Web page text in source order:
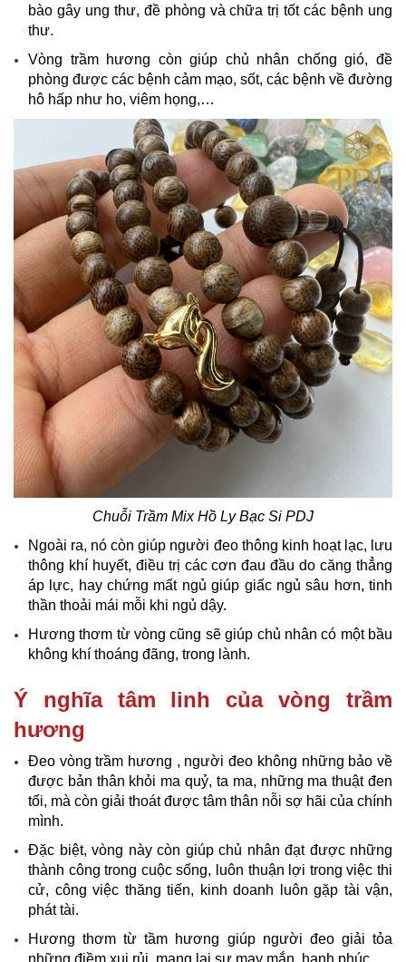
bào gây ung thư, đề phòng và chữa trị tốt các bệnh ung
thư.
Vòng trầm hương còn giúp chủ nhân chống gió, đề
phòng được các bệnh cảm mạo, sốt, các bệnh về đường
hô hấp như ho, viêm họng,…
Chuỗi Trầm Mix Hồ Ly Bạc Si​ PDJ
Ngoài ra, nó còn giúp người đeo thông kinh hoạt lạc, lưu
thông khí huyết, điều trị các cơn đau đầu do căng thẳng
áp lực, hay chứng mất ngủ giúp giấc ngủ sâu hơn, tinh
thần thoải mái mỗi khi ngủ dậy.
Hương thơm từ vòng cũng sẽ giúp chủ nhân có một bầu
không khí thoáng đãng, trong lành.
Ý nghĩa tâm linh của vòng trầm
hương
Đeo vòng trầm hương , người đeo không những bảo về
được bản thân khỏi ma quỷ, ta ma, những ma thuật đen
tối, mà còn giải thoát được tâm thân nỗi sợ hãi của chính
mình.
Đặc biệt, vòng này còn giúp chủ nhân đạt được những
thành công trong cuộc sống, luôn thuận lợi trong việc thi
cử, công việc thăng tiến, kinh doanh luôn gặp tài vận,
phát tài.
Hương thơm từ tầm hương giúp người đeo giải tỏa
những điềm xui rủi, mang lại sự may mắn, hạnh phúc.